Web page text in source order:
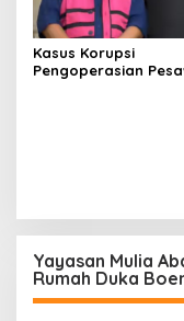
Kasus Korupsi
Pengoperasian
Yayasan Mulia
Rumah Duka